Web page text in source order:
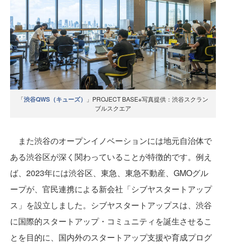
「渋谷QWS（キューズ）
」PROJECT BASE※写真提供：渋谷スクラン
ブルスクエア
また渋谷のオープンイノベーションには地元自治体で
ある渋谷区が深く関わっていることが特徴的です。例え
ば、2023年には渋谷区、東急、東急不動産、GMOグル
ープが、官民連携による新会社「シブヤスタートアップ
ス」を設立しました。シブヤスタートアップスは、渋谷
に国際的スタートアップ・コミュニティを誕生させるこ
とを目的に、国内外のスタートアップ支援や育成プログ